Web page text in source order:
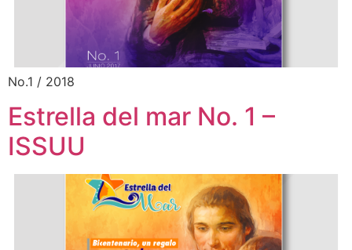
No.1 / 2018
Estrella del mar No. 1 –
ISSUU